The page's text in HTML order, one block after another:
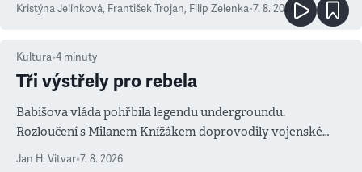
Kristýna Jelínková, František Trojan, Filip Zelenka•7. 8. 2026
Kultura•4 minuty
Tři výstřely pro rebela
Babišova vláda pohřbila legendu undergroundu.
Rozloučení s Milanem Knížákem doprovodily vojenské
salvy i kritika pokrokářů
Jan H. Vitvar•7. 8. 2026